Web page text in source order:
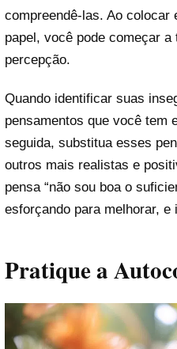
compreendê-las. Ao colocar
papel, você pode começar
percepção.
Quando identificar suas
pensamentos que você tem
seguida, substitua esses
outros mais realistas e
pensa “não sou boa o
esforçando para melhorar, e
Pratique a